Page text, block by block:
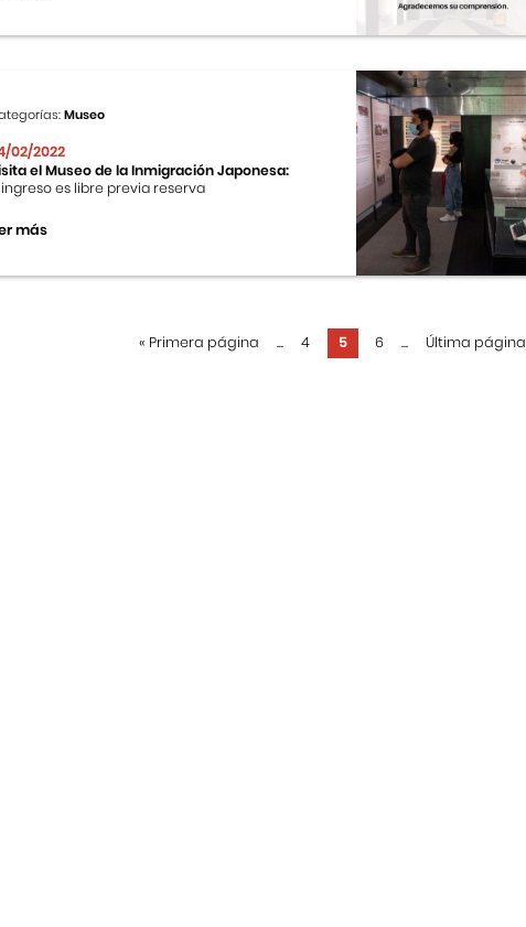
Museo
02/2022
el Museo de la Inmigración Japonesa:
ingreso es libre previa reserva
más
« Primera página ... 4 5 6 ... Última página